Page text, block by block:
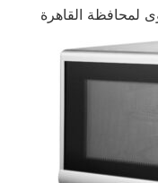
لمحافظة القاهرة